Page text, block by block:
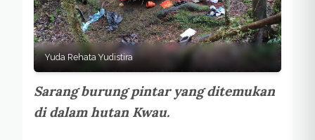
Yuda Rehata Yudistira
Sarang burung pintar yang ditemukan
di dalam hutan Kwau.